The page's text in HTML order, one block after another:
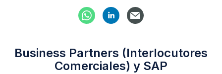
Business Partners (Interlocutores
Comerciales) y SAP